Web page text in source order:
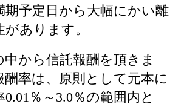
期予定日から大幅にかい離
あります。
中から信託報酬を頂きま
酬率は、原則として元本に
％～3.0％の範囲内と